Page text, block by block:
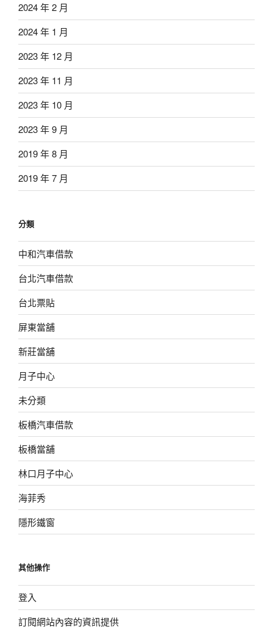
2024 年 2 月
2024 年 1 月
2023 年 12 月
2023 年 11 月
2023 年 10 月
2023 年 9 月
2019 年 8 月
2019 年 7 月
分類
中和汽車借款
台北汽車借款
台北票貼
屏東當舖
新莊當舖
月子中心
未分類
板橋汽車借款
板橋當舖
林口月子中心
海菲秀
隱形鐵窗
其他操作
登入
訂閱網站內容的資訊提供